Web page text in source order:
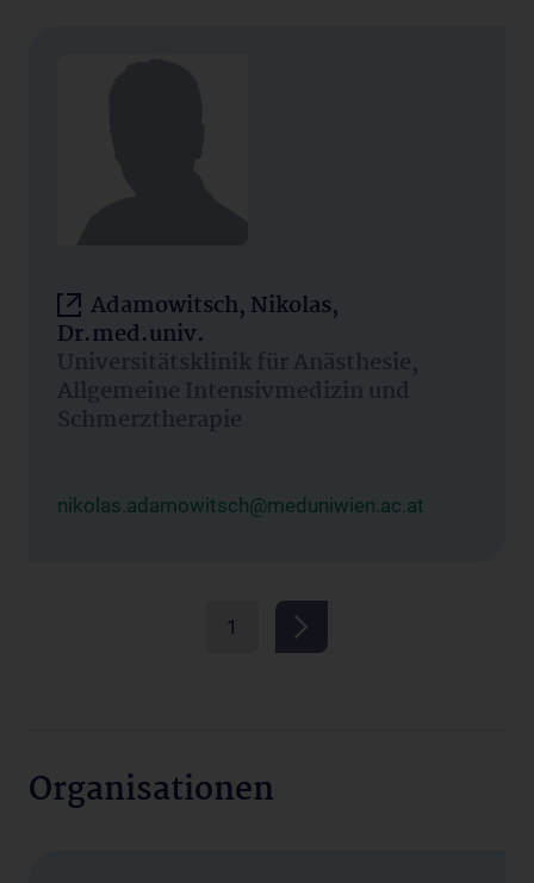
Adamowitsch, Nikolas,
Dr.med.univ.
Universitätsklinik für Anästhesie,
Allgemeine Intensivmedizin und
Schmerztherapie
nikolas.adamowitsch@meduniwien.ac.at
1
Organisationen